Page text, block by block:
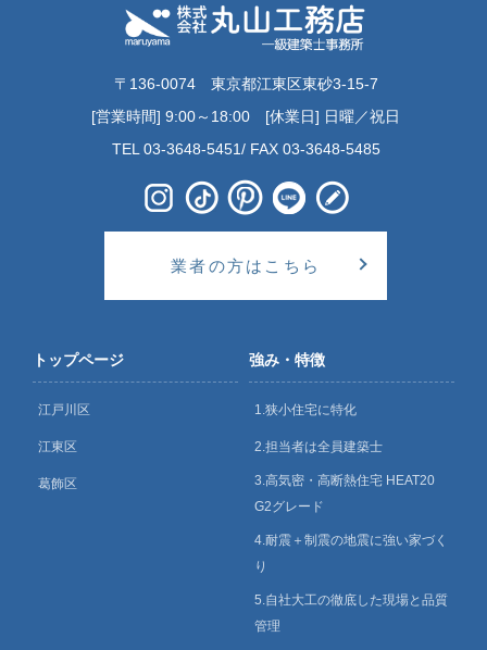
〒136-0074 東京都江東区東砂3-15-7
[営業時間] 9:00～18:00 [休業日] 日曜／祝日
TEL 03-3648-5451/ FAX 03-3648-5485
業者の方はこちら
トップページ
江戸川区
江東区
葛飾区
強み・特徴
1.狭小住宅に特化
2.担当者は全員建築士
3.高気密・高断熱住宅 HEAT20
G2グレード
4.耐震＋制震の地震に強い家づく
り
5.自社大工の徹底した現場と品質
管理